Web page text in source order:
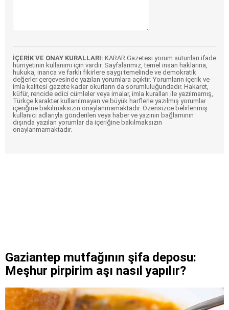
İÇERİK VE ONAY KURALLARI: KARAR Gazetesi yorum sütunları ifade
hürriyetinin kullanımı için vardır. Sayfalarımız, temel insan haklarına,
hukuka, inanca ve farklı fikirlere saygı temelinde ve demokratik
değerler çerçevesinde yazılan yorumlara açıktır. Yorumların içerik ve
imla kalitesi gazete kadar okurların da sorumluluğundadır. Hakaret,
küfür, rencide edici cümleler veya imalar, imla kuralları ile yazılmamış,
Türkçe karakter kullanılmayan ve büyük harflerle yazılmış yorumlar
içeriğine bakılmaksızın onaylanmamaktadır. Özensizce belirlenmiş
kullanıcı adlarıyla gönderilen veya haber ve yazının bağlamının
dışında yazılan yorumlar da içeriğine bakılmaksızın
onaylanmamaktadır.
Gaziantep mutfağının şifa deposu:
Meşhur pirpirim aşı nasıl yapılır?